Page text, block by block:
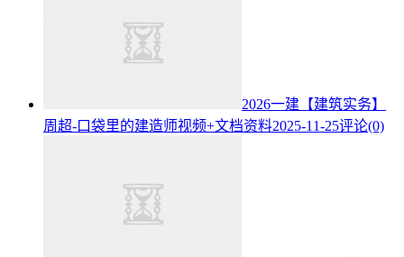
2026一建【建筑实务】
周超-口袋里的建造师视频+文档资料2025-11-25评论(0)